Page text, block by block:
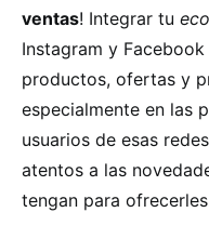
ventas! Integrar tu
Instagram y
productos, ofertas y
especialmente en las
usuarios de esas
atentos a las
tengan para